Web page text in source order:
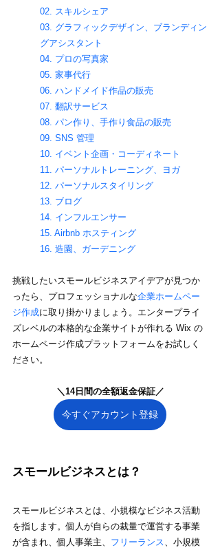
02. スキルシェア
03. グラフィックデザイン、ブランディン
グアシスタント
04. プロの写真家
05. 家事代行
06. ハンドメイド作品の販売
07. 翻訳サービス
08. パン作り、手作り食品の販売
09. SNS 管理
10. イベント企画・コーディネート
11. パーソナルトレーニング、ヨガ
12. パーソナルスタイリング
13. ブログ
14. インフルエンサー
15. Airbnb ホスティング
16. 造園、ガーデニング
挑戦したいスモールビジネスアイデアが見つか
ったら、プロフェッショナルな企業ホームペー
ジ作成に取り掛かりましょう。エンタープライ
ズレベルの本格的な企業サイトが作れる Wix の
ホームページ作成プラットフォームをお試しく
ださい。
＼14日間の全額返金保証／
今すぐアカウント登録
スモールビジネスとは？
スモールビジネスとは、小規模なビジネス活動
を指します。個人が自らの裁量で運営する事業
が含まれ、個人事業主、 フリーランス、小規模